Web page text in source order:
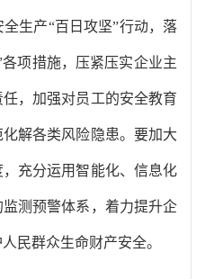
生产“百日攻坚”行动，落
项措施，压紧压实企业主
，加强对员工的安全教育
解各类风险隐患。要加大
充分运用智能化、信息化
测预警体系，着力提升企
民群众生命财产安全。